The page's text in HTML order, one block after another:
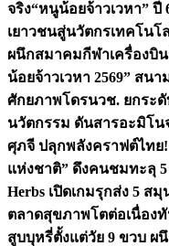
จริง“หนูน้อยจ้าวเวหา”
เยาวชนสู่นวัตกรเทคโน
ผนึกสมาคมกีฬาเครื่องบิ
น้อยจ้าวเวหา 2569” สน
ศักยภาพโดรนวช. ยกระ
นวัตกรรม ดันสารอะมิโน
ศุภจี ปลุกพลังคราฟต์ไทย
แห่งชาติ” ดึงคนชมทะลุ
Herbs เปิดเกมรุกส่ง 5 ส
ตลาดสุขภาพโตต่อเนื่องทั
สูบบุหรี่ตั้งแต่วัย 9 ขวบ ผนึ